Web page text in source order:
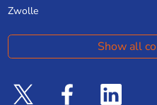
Zwolle
Show all